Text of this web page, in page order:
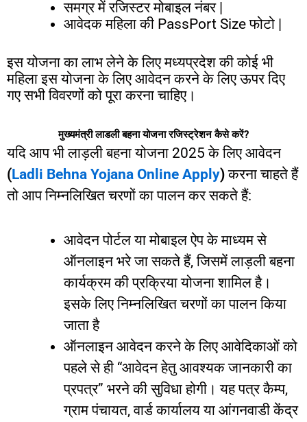
समग्र में रजिस्टर मोबाइल नंबर|
आवेदक महिला की PassPort Sizeफोटो |
इसयोजना का लाभ लेने के लिए मध्यप्रदेश की कोई भी
महिला इस योजना के लिए आवेदन करने के लिए ऊपर दिए
गए सभी विवरणों को पूरा करना चाहिए।
मुख्यमंत्री लाडली बहना योजना रजिस्ट्रेशन कैसे करें?
यदि आप भी लाड़ली बहना योजना 2025के लिए आवेदन
(Ladli Behna Yojana Online Apply) करना चाहते हैं
तो आप निम्नलिखित चरणों का पालन कर सकते हैं:
आवेदन पोर्टल या मोबाइल ऐप के माध्यम से
ऑनलाइन भरे जा सकते हैं,जिसमें लाड़ली बहना
कार्यक्रम की प्रक्रिया योजना शामिल है।
इसके लिए निम्नलिखित चरणों का पालन किया
जाता है
ऑनलाइन आवेदन करने के लिए आवेदिकाओं को
पहले से ही “आवेदन हेतु आवश्यक जानकारी का
प्रपत्र” भरने की सुविधा होगी। यह पत्र कैम्प,
ग्राम पंचायत,वार्ड कार्यालय या आंगनवाडी केंद्र